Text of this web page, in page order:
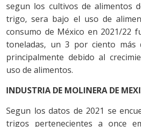
segun los cultivos de alimentos
trigo, sera bajo el uso de
consumo de México en 2021/22
toneladas, un 3 por ciento más
principalmente debido al
uso de alimentos.
INDUSTRIA DE MOLINERA DE
Segun los datos de 2021 se
trigos pertenecientes a once